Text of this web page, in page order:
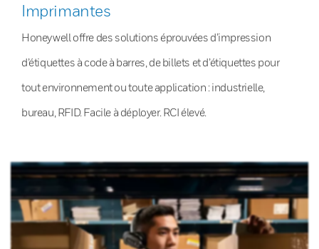
Imprimantes
Honeywell offre des solutions éprouvées d’impression
d’étiquettes à code à barres, de billets et d’étiquettes pour
tout environnement ou toute application : industrielle,
bureau, RFID. Facile à déployer. RCI élevé.